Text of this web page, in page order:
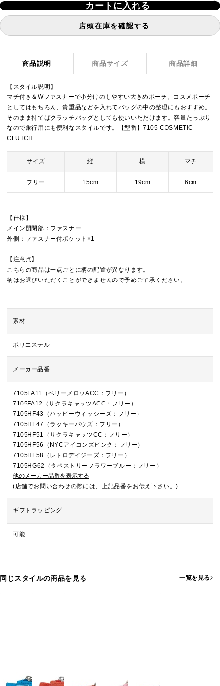
カートに入れる
店頭在庫を確認する
商品説明 商品サイズ 商品詳細
【スタイル説明】
マチ付き＆Wファスナーで小分けのしやすい大きめポーチ。コスメポーチ
としてはもちろん、貴重品などを入れてバッグの中の整理にもおすすめ。
そのまま持てばクラッチバッグとしても使いいただけます。容量たっぷり
なので旅行用にも便利なスタイルです。【型番】7105 COSMETIC
CLUTCH
サイズ 縦 横 マチ
フリー 15cm 19cm 6cm
【仕様】
メイン開閉部：ファスナー
外側：ファスナー付ポケット×1
【注意点】
こちらの商品は一点ごとに柄の配置が異なります。
柄はお選びいただくことができませんので予めご了承ください。
素材
ポリエステル
メーカー品番
7105FA11（ベリーメロウACC：フリー）
7105FA12（サクラキャッツACC：フリー）
7105HF43（ハッピーウィッシーズ：フリー）
7105HF47（ラッキーパウズ：フリー）
7105HF51（サクラキャッツCC：フリー）
7105HF56（NYCアイコンズピンク：フリー）
7105HF58（レトロデイジーズ：フリー）
7105HG62（タペストリーフラワーブルー：フリー）
他のメーカー品番を表示する
(店舗でお問い合わせの際には、上記品番をお伝え下さい。)
ギフトラッピング
可能
同じスタイルの商品を見る 一覧を見る